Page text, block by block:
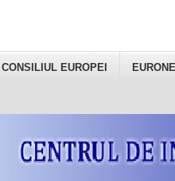
CONSILIUL EUROPEI